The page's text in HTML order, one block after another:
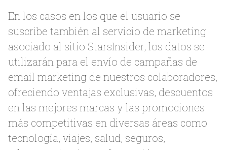
En los casos en los que el usuario se
suscribe también al servicio de marketing
asociado al sitio StarsInsider, los datos se
utilizarán para el envío de campañas de
email marketing de nuestros colaboradores,
ofreciendo ventajas exclusivas, descuentos
en las mejores marcas y las promociones
más competitivas en diversas áreas como
tecnología, viajes, salud, seguros,